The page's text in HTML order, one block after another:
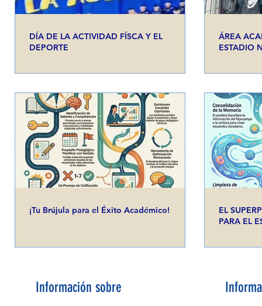
DÍA DE LA ACTIVIDAD FÍSCA Y EL
DEPORTE
ÁREA
ESTADIO
¡Tu Brújula para el Éxito Académico!
EL
PARA EL
Información sobre